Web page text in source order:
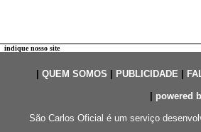
indique nosso site
QUEM SOMOS PUBLICIDADE|
powered
São Carlos Oficial é um serviço